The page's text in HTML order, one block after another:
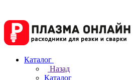
Каталог
Назад
Каталог